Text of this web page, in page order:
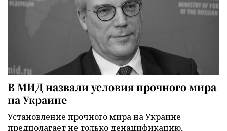
В МИД назвали условия прочного мира
на Украине
Установление прочного мира на Украине
предполагает не только денацификацию,